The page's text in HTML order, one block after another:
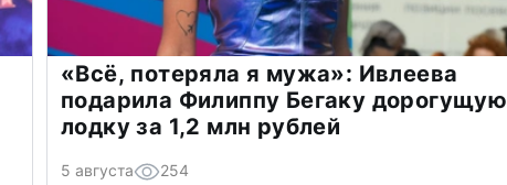
«Всё, потеряла я мужа»: Ивлеева
подарила Филиппу Бегаку дорогущую
лодку за 1,2 млн рублей
5 августа 254